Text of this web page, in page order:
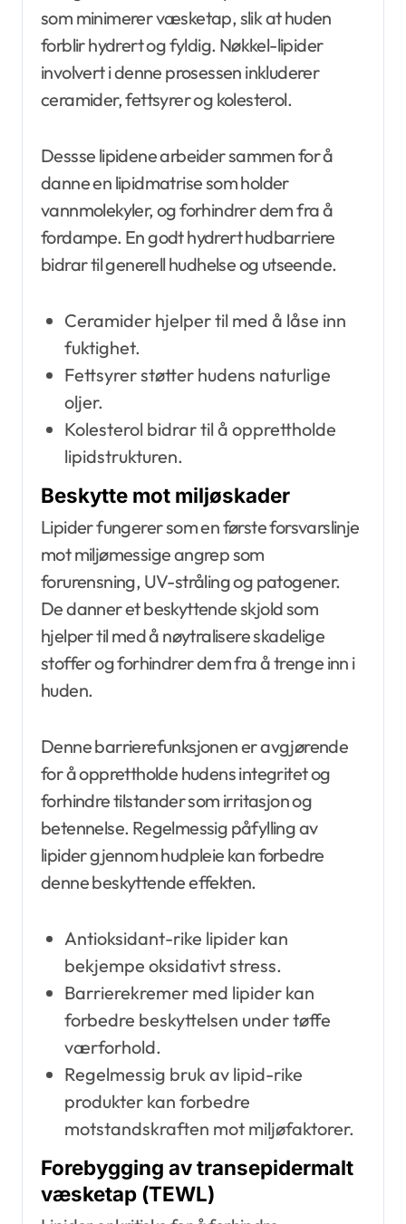
som minimerer væsketap, slik at huden
forblir hydrert og fyldig. Nøkkel-lipider
involvert i denne prosessen inkluderer
ceramider, fettsyrer og kolesterol.
Dessse lipidene arbeider sammen for å
danne en lipidmatrise som holder
vannmolekyler, og forhindrer dem fra å
fordampe. En godt hydrert hudbarriere
bidrar til generell hudhelse og utseende.
Ceramider hjelper til med å låse inn
fuktighet.
Fettsyrer støtter hudens naturlige
oljer.
Kolesterol bidrar til å opprettholde
lipidstrukturen.
Beskytte mot miljøskader
Lipider fungerer som en første forsvarslinje
mot miljømessige angrep som
forurensning, UV-stråling og patogener.
De danner et beskyttende skjold som
hjelper til med å nøytralisere skadelige
stoffer og forhindrer dem fra å trenge inn i
huden.
Denne barrierefunksjonen er avgjørende
for å opprettholde hudens integritet og
forhindre tilstander som irritasjon og
betennelse. Regelmessig påfylling av
lipider gjennom hudpleie kan forbedre
denne beskyttende effekten.
Antioksidant-rike lipider kan
bekjempe oksidativt stress.
Barrierekremer med lipider kan
forbedre beskyttelsen under tøffe
værforhold.
Regelmessig bruk av lipid-rike
produkter kan forbedre
motstandskraften mot miljøfaktorer.
Forebygging av transepidermalt
væsketap (TEWL)